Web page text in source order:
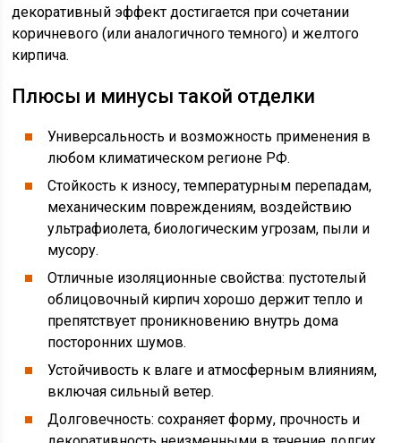
декоративный эффект достигается при сочетании
коричневого (или аналогичного темного) и желтого
кирпича.
Плюсы и минусы такой отделки
Универсальность и возможность применения в
любом климатическом регионе РФ.
Стойкость к износу, температурным перепадам,
механическим повреждениям, воздействию
ультрафиолета, биологическим угрозам, пыли и
мусору.
Отличные изоляционные свойства: пустотелый
облицовочный кирпич хорошо держит тепло и
препятствует проникновению внутрь дома
посторонних шумов.
Устойчивость к влаге и атмосферным влияниям,
включая сильный ветер.
Долговечность: сохраняет форму, прочность и